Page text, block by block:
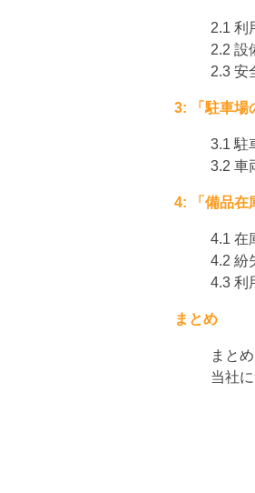
2.1 利
2.2 設
2.3 安
3: 「駐車場
3.1 駐
3.2 車
4: 「備品在
4.1 在
4.2 紛
4.3 利
まとめ
まとめ
当社